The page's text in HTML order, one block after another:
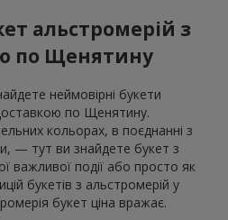
альстромерій з
по Щенятину
неймовірні букети
по Щенятину.
кольорах, в поєднанні з
— тут ви знайдете букет з
важливої події або просто як
букетів з альстромерій у
букет ціна вражає.